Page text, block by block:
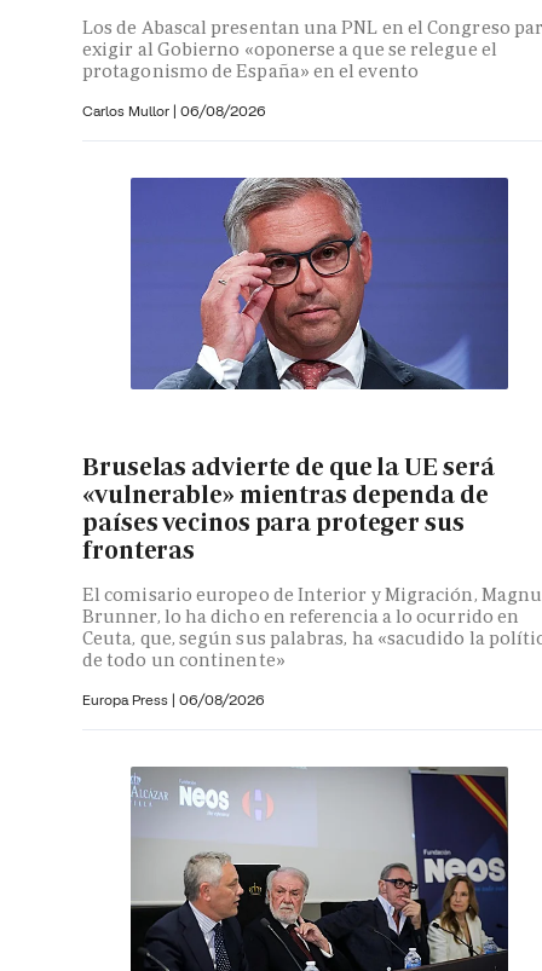
Los de Abascal presentan una PNL en el Congreso
exigir al Gobierno «oponerse a que se relegue el
protagonismo de España» en el evento
Carlos Mullor | 06/08/2026
Bruselas advierte de que la UE será
«vulnerable» mientras dependa de
países vecinos para proteger sus
fronteras
El comisario europeo de Interior y Migración,
Brunner, lo ha dicho en referencia a lo ocurrido en
Ceuta, que, según sus palabras, ha «sacudido la
de todo un continente»
Europa Press | 06/08/2026